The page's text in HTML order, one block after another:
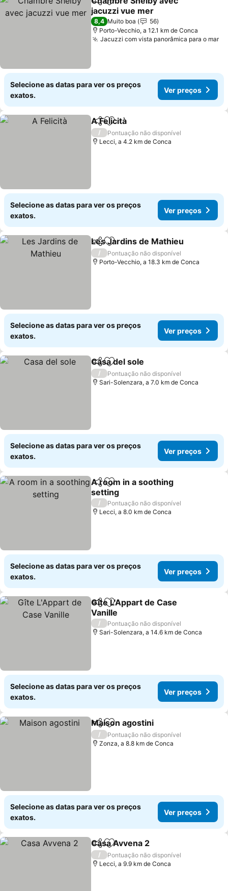
PartilharAdicionar aos favoritos
jacuzzi vue mer
8,4 Muito boa
56
Porto-Vecchio, a 12.1 km de Conca
Jacuzzi com vista panorâmica para o mar
Selecione as datas para ver os preços
exatos.
Ver preços
PartilharAdicionar aos favoritos
A Felicità
/
Pontuação não disponível
Lecci, a 4.2 km de Conca
Selecione as datas para ver os preços
exatos.
Ver preços
PartilharAdicionar aos favoritos
Les Jardins de Mathieu
/
Pontuação não disponível
Porto-Vecchio, a 18.3 km de Conca
Selecione as datas para ver os preços
exatos.
Ver preços
PartilharAdicionar aos favoritos
Casa del sole
/
Pontuação não disponível
Sari-Solenzara, a 7.0 km de Conca
Selecione as datas para ver os preços
exatos.
Ver preços
PartilharAdicionar aos favoritos
A room in a soothing
setting
/
Pontuação não disponível
Lecci, a 8.0 km de Conca
Selecione as datas para ver os preços
exatos.
Ver preços
PartilharAdicionar aos favoritos
Gîte L'Appart de Case
Vanille
/
Pontuação não disponível
Sari-Solenzara, a 14.6 km de Conca
Selecione as datas para ver os preços
exatos.
Ver preços
PartilharAdicionar aos favoritos
Maison agostini
/
Pontuação não disponível
Zonza, a 8.8 km de Conca
Selecione as datas para ver os preços
exatos.
Ver preços
PartilharAdicionar aos favoritos
Casa Avvena 2
/
Pontuação não disponível
Lecci, a 9.9 km de Conca